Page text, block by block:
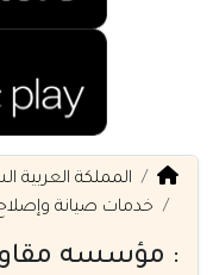
المملكة العربية
خدمات صيانة
: مؤسسه